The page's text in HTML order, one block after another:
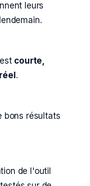
leurs
courte,
.
bons résultats
de l'outil